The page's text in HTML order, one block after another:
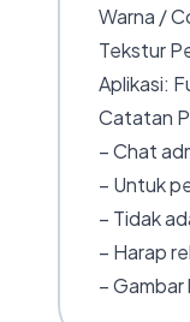
Warna /
Tekstur
Aplikasi:
Catatan
– Chat
– Untuk
– Tidak
– Harap
–